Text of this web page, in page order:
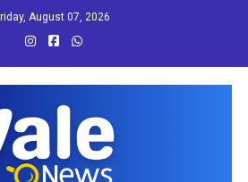
August 07, 2026